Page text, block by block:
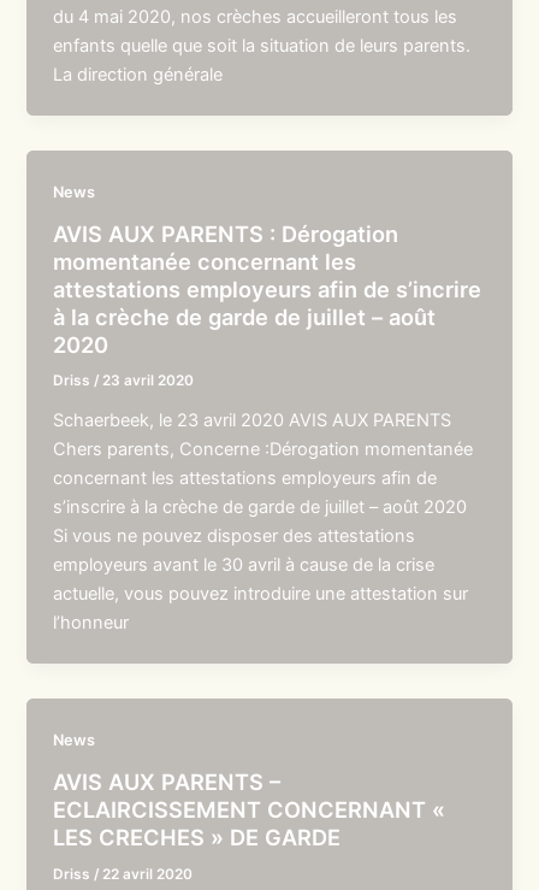
du 4 mai 2020, nos crèches accueilleront tous les
enfants quelle que soit la situation de leurs parents.
La direction générale
News
AVIS AUX PARENTS : Dérogation
momentanée concernant les
attestations employeurs afin de s’incrire
à la crèche de garde de juillet – août
2020
Driss / 23 avril 2020
Schaerbeek, le 23 avril 2020 AVIS AUX PARENTS
Chers parents, Concerne :Dérogation momentanée
concernant les attestations employeurs afin de
s’inscrire à la crèche de garde de juillet – août 2020
Si vous ne pouvez disposer des attestations
employeurs avant le 30 avril à cause de la crise
actuelle, vous pouvez introduire une attestation sur
l’honneur
News
AVIS AUX PARENTS –
ECLAIRCISSEMENT CONCERNANT «
LES CRECHES » DE GARDE
Driss / 22 avril 2020